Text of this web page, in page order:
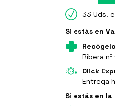
33 Uds.
Si estás en
Ribera nº
Click
Entrega
Si estás en la